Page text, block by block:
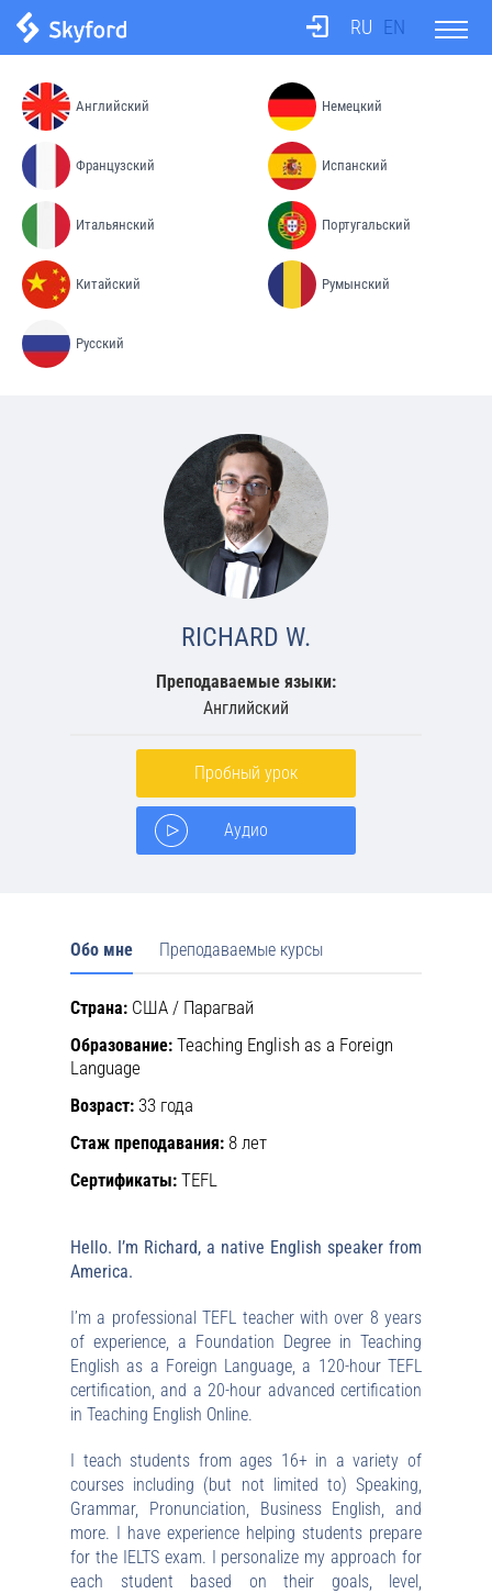
О школе
Бюро переводов
Преподаватели
Цены
Контакты
RU EN
Английский Немецкий
Французский Испанский
Итальянский Португальский
Китайский Румынский
Русский
RICHARD W.
Преподаваемые языки:
Английский
Пробный урок
Аудио
Обо мне Преподаваемые курсы
Страна: США / Парагвай
Образование: Teaching English as a Foreign
Language
Возраст: 33 года
Стаж преподавания: 8 лет
Сертификаты: TEFL
Hello. I’m Richard, a native English speaker from
America.
I’m a professional TEFL teacher with over 8 years
of experience, a Foundation Degree in Teaching
English as a Foreign Language, a 120-hour TEFL
certification, and a 20-hour advanced certification
in Teaching English Online.
I teach students from ages 16+ in a variety of
courses including (but not limited to) Speaking,
Grammar, Pronunciation, Business English, and
more. I have experience helping students prepare
for the IELTS exam. I personalize my approach for
each student based on their goals, level,